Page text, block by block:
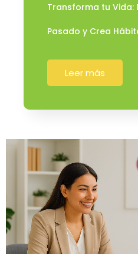
Transforma tu Vida:
Pasado y Crea
Leer más